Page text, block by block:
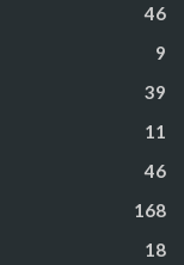
46
9
39
11
46
168
18